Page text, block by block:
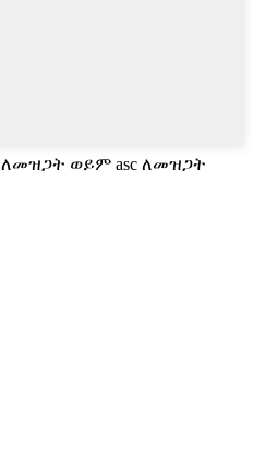
ለመዝጋት ወይም asc ለመዝጋት